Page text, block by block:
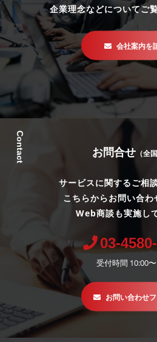
企業理念などについてご
会社案内を
Contact お問合せ （全
サービスに関するご相
こちらからお問い合わ
Web商談も実施し
03-
受付時間 10:00
お問い合わせ